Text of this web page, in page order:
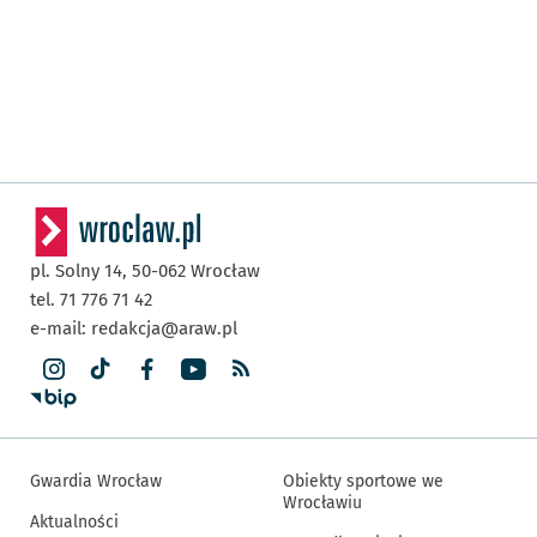
pl. Solny 14, 50-062 Wrocław
tel. 71 776 71 42
e-mail: redakcja@araw.pl
Gwardia Wrocław
Aktualności
Obiekty sportowe we
Wrocławiu